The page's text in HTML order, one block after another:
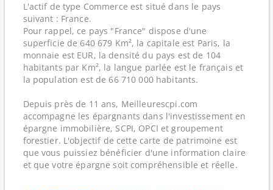
L'actif de type Commerce est situé dans le pays
suivant : France.
Pour rappel, ce pays "France" dispose d'une
superficie de 640 679 Km², la capitale est Paris, la
monnaie est EUR, la densité du pays est de 104
habitants par Km², la langue parlée est le français et
la population est de 66 710 000 habitants.
Depuis près de 11 ans, Meilleurescpi.com
accompagne les épargnants dans l'investissement en
épargne immobilière, SCPI, OPCI et groupement
forestier. L'objectif de cette carte de patrimoine est
que vous puissiez bénéficier d'une information claire
et que votre épargne soit compréhensible et réelle.